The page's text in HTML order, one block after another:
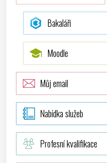
Bakaláři
Moodle
Můj email
Nabídka služeb
Profesní kvalifikace